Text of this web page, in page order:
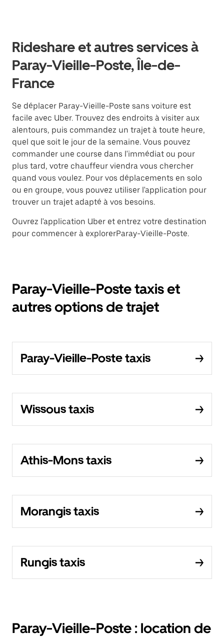
Rideshare et autres services à
Paray-Vieille-Poste, Île-de-
France
Se déplacer Paray-Vieille-Poste sans voiture est
facile avec Uber. Trouvez des endroits à visiter aux
alentours, puis commandez un trajet à toute heure,
quel que soit le jour de la semaine. Vous pouvez
commander une course dans l'immédiat ou pour
plus tard, votre chauffeur viendra vous chercher
quand vous voulez. Pour vos déplacements en solo
ou en groupe, vous pouvez utiliser l'application pour
trouver un trajet adapté à vos besoins.
Ouvrez l'application Uber et entrez votre destination
pour commencer à explorerParay-Vieille-Poste.
Paray-Vieille-Poste taxis et
autres options de trajet
Paray-Vieille-Poste taxis
Wissous taxis
Athis-Mons taxis
Morangis taxis
Rungis taxis
Paray-Vieille-Poste : location de